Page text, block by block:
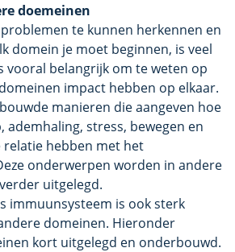
doemeinen
te kunnen herkennen en
domein je moet beginnen, is veel
vooral belangrijk om te weten op
impact hebben op elkaar.
manieren die aangeven hoe
ademhaling, stress, bewegen en
relatie hebben met het
onderwerpen worden in andere
uitgelegd.
immuunsysteem is ook sterk
domeinen. Hieronder
kort uitgelegd en onderbouwd.